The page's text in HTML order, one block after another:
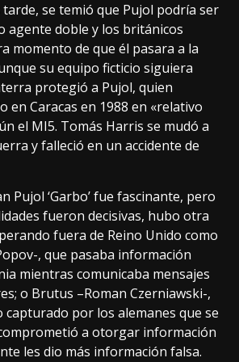
tarde, se temió que Pujol podría ser
agente doble y los británicos
momento de que él pasara a la
su equipo ficticio siguiera
protegió a Pujol, quien
en Caracas en 1988 en «relativo
el MI5. Tomás Harris se mudó a
y falleció en un accidente de
Pujol ‘Garbo’ fue fascinante, pero
fueron decisivas, hubo otra
fuera de Reino Unido como
-, que pasaba información
mientras comunicaba mensajes
o Brutus –Roman Czerniawski-,
capturado por los alemanes que se
a otorgar información
les dio más información falsa.